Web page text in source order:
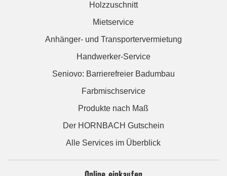
Holzzuschnitt
Mietservice
Anhänger- und Transportervermietung
Handwerker-Service
Seniovo: Barrierefreier Badumbau
Farbmischservice
Produkte nach Maß
Der HORNBACH Gutschein
Alle Services im Überblick